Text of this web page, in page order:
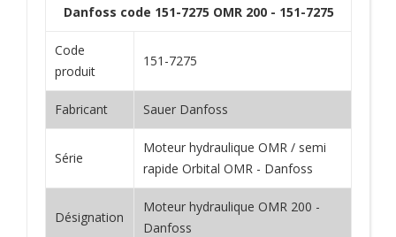
Danfoss code 151-7275 OMR 200 - 151-7275
Code
produit
151-7275
Fabricant Sauer Danfoss
Série
Moteur hydraulique OMR / semi
rapide Orbital OMR - Danfoss
Désignation
Moteur hydraulique OMR 200 -
Danfoss